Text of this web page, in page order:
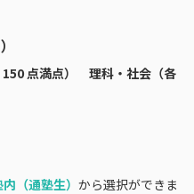
150 点満点） 理科・社会（各
（通塾生） から選択ができま